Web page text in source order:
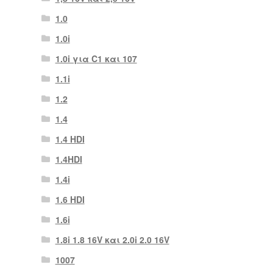
1.0
1.0i
1.0i για C1 και 107
1.1i
1.2
1.4
1.4 HDI
1.4HDI
1.4i
1.6 HDI
1.6i
1.8i 1.8 16V και 2.0i 2.0 16V
1007